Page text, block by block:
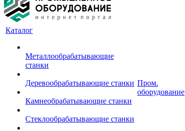
Каталог
Металлообрабатывающие
станки
Деревообрабатывающие станки
Камнеобрабатывающие станки
Стеклообрабатывающие станки
Пром.
оборудование